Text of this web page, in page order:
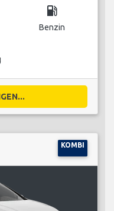
local_gas_station
Benzin
KOMBI